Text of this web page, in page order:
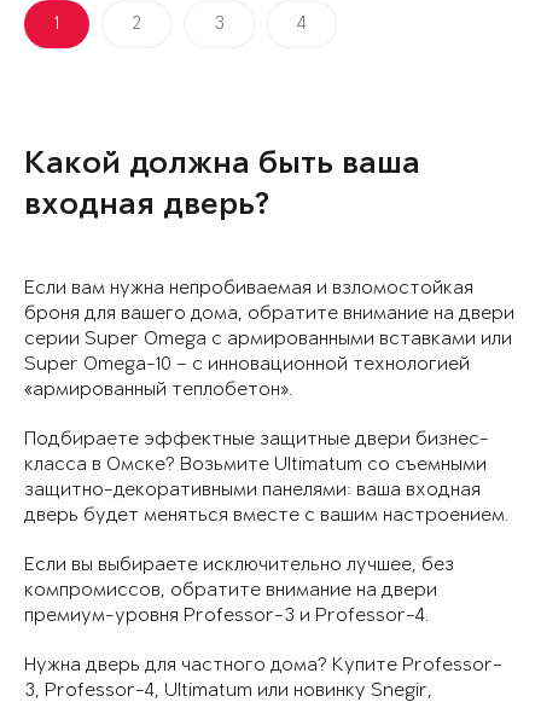
1 2 3 4
Какой должна быть ваша
входная дверь?
Если вам нужна непробиваемая и взломостойкая
броня для вашего дома, обратите внимание на двери
серии Super Omega с армированными вставками или
Super Omega-10 – с инновационной технологией
«армированный теплобетон».
Подбираете эффектные защитные двери бизнес-
класса в Омске? Возьмите Ultimatum со съемными
защитно-декоративными панелями: ваша входная
дверь будет меняться вместе с вашим настроением.
Если вы выбираете исключительно лучшее, без
компромиссов, обратите внимание на двери
премиум-уровня Professor-3 и Professor-4.
Нужна дверь для частного дома? Купите Professor-
3, Professor-4, Ultimatum или новинку Snegir,